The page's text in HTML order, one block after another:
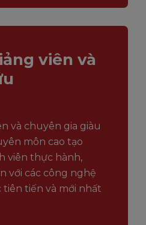
viên và
và chuyên gia giàu
môn cao tạo
viên thực hành,
với các công nghệ
tiến và mới nhất